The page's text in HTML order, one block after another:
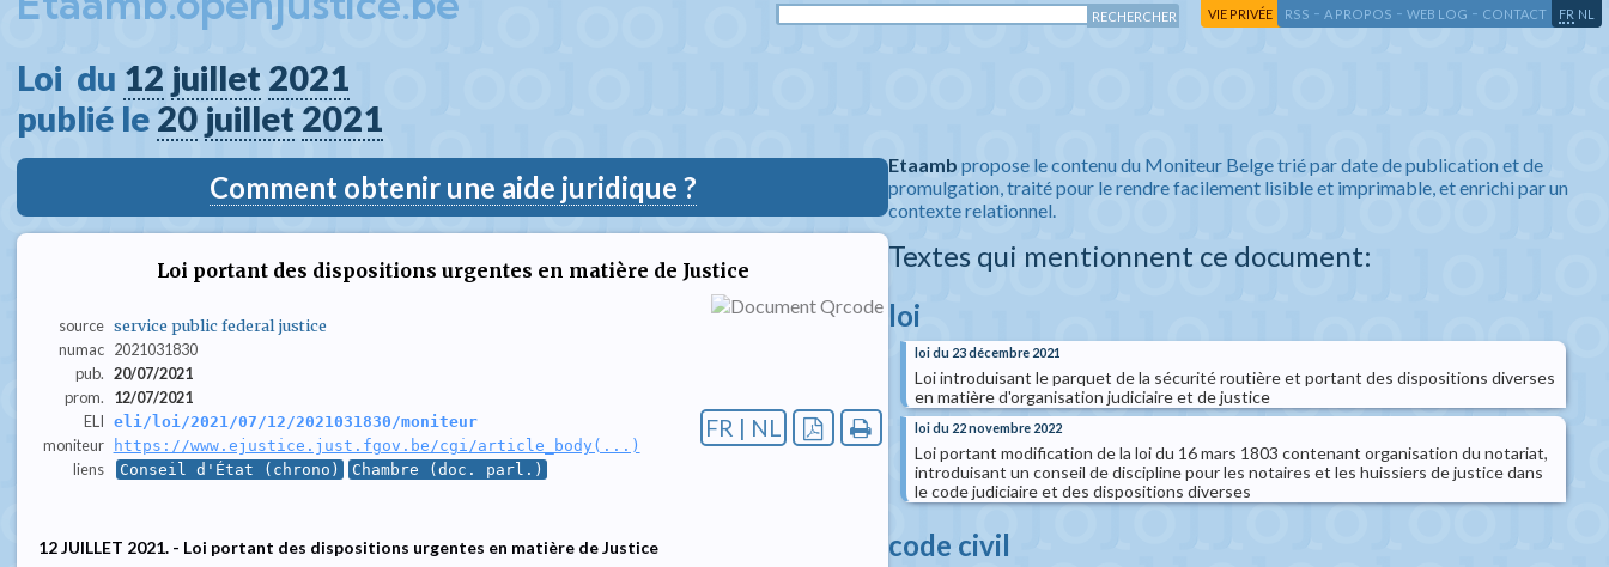
VIE PRIVÉE RSS - A PROPOS - WEB LOG - CONTACT FR NL
Loi  du 12 juillet 2021
publié le 20 juillet 2021
Comment obtenir une aide juridique ?
Loi portant des dispositions urgentes en matière de Justice
source service public federal justice
numac 2021031830
pub. 20/07/2021
prom.
12/07/2021
ELI eli/loi/2021/07/12/2021031830/moniteur
moniteur https://www.ejustice.just.fgov.be/cgi/article_body(...)
liens Conseil d'État (chrono) Chambre (doc. parl.)
FR | NL
12 JUILLET 2021. - Loi portant des dispositions urgentes en matière de Justice
Etaamb propose le contenu du Moniteur Belge trié par date de publication et de
promulgation, traité pour le rendre facilement lisible et imprimable, et enrichi par un
contexte relationnel.
Textes qui mentionnent ce document:
loi
loi du 23 décembre 2021
Loi introduisant le parquet de la sécurité routière et portant des dispositions diverses
en matière d'organisation judiciaire et de justice
loi du 22 novembre 2022
Loi portant modification de la loi du 16 mars 1803 contenant organisation du notariat,
introduisant un conseil de discipline pour les notaires et les huissiers de justice dans
le code judiciaire et des dispositions diverses
code civil